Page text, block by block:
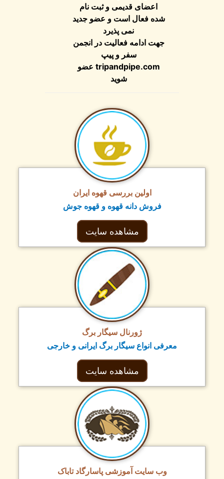
اعضای قدیمی و ثبت نام
شده فعال است و عضو جدید
نمی پذیرد
جهت ادامه فعالیت در انجمن
سفر و پیپ
tripandpipe.comعضو
شوید
اولین بررسی قهوه ایران
فروش دانه قهوه و قهوه جوش
مشاهده سایت
ژورنال سیگار برگ
معرفی انواع سیگار برگ ایرانی و خارجی
مشاهده سایت
وب سایت آموزشی پاسارگاد تاباک